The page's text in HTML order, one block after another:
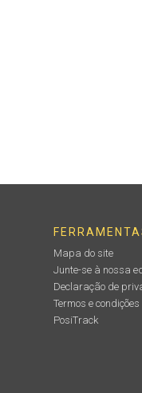
Mapa do site
Junte-se à nossa
Declaração de
Termos e condições
PosiTrack